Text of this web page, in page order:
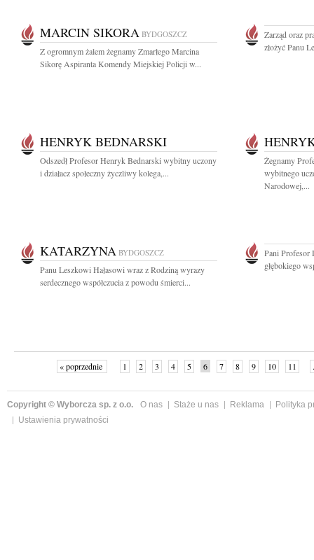
MARCIN SIKORA BYDGOSZCZ
Z ogromnym żalem żegnamy Zmarłego Marcina
Sikorę Aspiranta Komendy Miejskiej Policji w...
Zarząd oraz
złożyć Panu
HENRYK BEDNARSKI
Odszedł Profesor Henryk Bednarski wybitny uczony
i działacz społeczny życzliwy kolega,...
Żegnamy
wybitnego
Narodowej,...
KATARZYNA BYDGOSZCZ
Panu Leszkowi Hałasowi wraz z Rodziną wyrazy
serdecznego współczucia z powodu śmierci...
Pani Profesor
głębokiego
« poprzednie 1 2 3 4 5 6 7 8 9 10 11
Copyright © Wyborcza sp. z o.o. O nas Staże u nas Reklama
Polityka
Ustawienia prywatności